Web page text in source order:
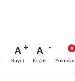
A
Büyüt
A
Küçült Yorumlar